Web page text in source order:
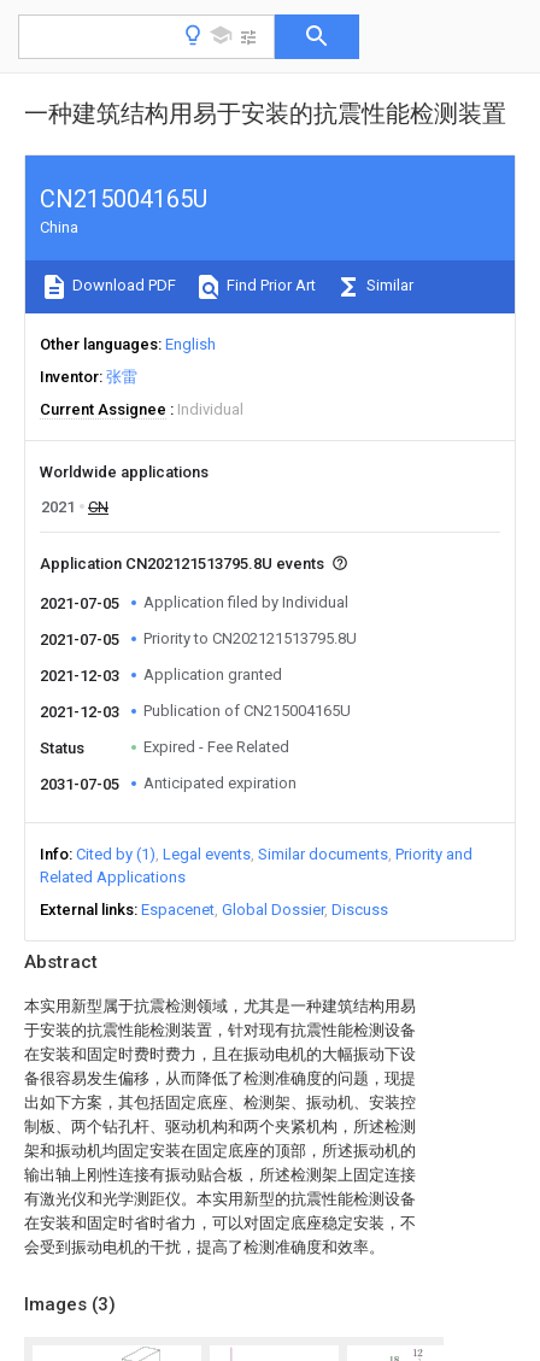
一种建筑结构用易于安装的抗震性能检测装置
Abstract
本实用新型属于抗震检测领域，尤其是一种建筑结构用易
于安装的抗震性能检测装置，针对现有抗震性能检测设备
在安装和固定时费时费力，且在振动电机的大幅振动下设
备很容易发生偏移，从而降低了检测准确度的问题，现提
出如下方案，其包括固定底座、检测架、振动机、安装控
制板、两个钻孔杆、驱动机构和两个夹紧机构，所述检测
架和振动机均固定安装在固定底座的顶部，所述振动机的
输出轴上刚性连接有振动贴合板，所述检测架上固定连接
有激光仪和光学测距仪。本实用新型的抗震性能检测设备
在安装和固定时省时省力，可以对固定底座稳定安装，不
会受到振动电机的干扰，提高了检测准确度和效率。
Images (3)
CN215004165U
China
Download PDF Find Prior Art Similar
Other languages English
Inventor 张雷
Current Assignee
Individual
Worldwide applications
2021
CN
Application CN202121513795.8U events
2021-07-05 Application filed by Individual
2021-07-05 Priority to CN202121513795.8U
2021-12-03 Application granted
2021-12-03 Publication of CN215004165U
Status Expired - Fee Related
2031-07-05 Anticipated expiration
Info Cited by (1) Legal events Similar documents Priority and
Related Applications
External links Espacenet Global Dossier Discuss